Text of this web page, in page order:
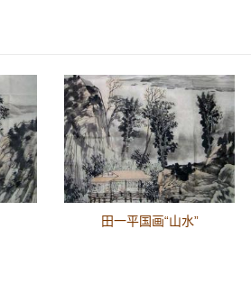
田一平国画“山水”